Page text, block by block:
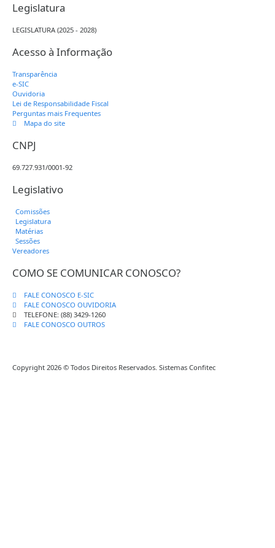
Legislatura
LEGISLATURA (2025 - 2028)
Acesso à Informação
Transparência
e-SIC
Ouvidoria
Lei de Responsabilidade Fiscal
Perguntas mais Frequentes
Mapa do site
CNPJ
69.727.931/0001-92
Legislativo
Comissões
Legislatura
Matérias
Sessões
Vereadores
COMO SE COMUNICAR CONOSCO?
FALE CONOSCO E-SIC
FALE CONOSCO OUVIDORIA
TELEFONE: (88) 3429-1260
FALE CONOSCO OUTROS
Copyright 2026 © Todos Direitos Reservados. Sistemas Confitec